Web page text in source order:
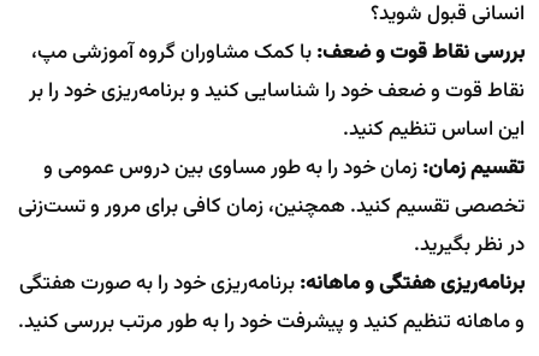
انسانی قبول شوید؟
بررسی نقاط قوت و ضعف:با کمک مشاوران گروه آموزشی مپ،
نقاط قوت و ضعف خود را شناسایی کنید و برنامه‌ریزی خود را بر
این اساس تنظیم کنید.
تقسیم زمان:زمان خود را به طور مساوی بین دروس عمومی و
تخصصی تقسیم کنید. همچنین، زمان کافی برای مرور و تست‌زنی
در نظر بگیرید.
برنامه‌ریزی هفتگی و ماهانه:برنامه‌ریزی خود را به صورت هفتگی
و ماهانه تنظیم کنید و پیشرفت خود را به طور مرتب بررسی کنید.